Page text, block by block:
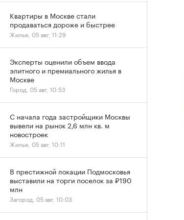
Квартиры в Москве стали
продаваться дороже и быстрее
Жилье, 05 авг, 11:29
Эксперты оценили объем ввода
элитного и премиального жилья в
Москве
Город, 05 авг, 10:53
С начала года застройщики Москвы
вывели на рынок 2,6 млн кв. м
новостроек
Жилье, 05 авг, 10:11
В престижной локации Подмосковья
выставили на торги поселок за ₽190
млн
Загород, 05 авг, 10:03